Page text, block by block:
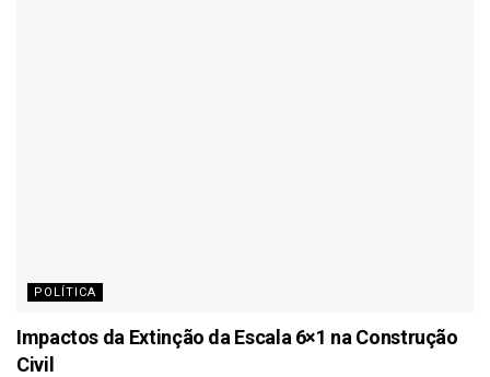
POLÍTICA
Impactos da Extinção da Escala 6×1 na Construção
Civil